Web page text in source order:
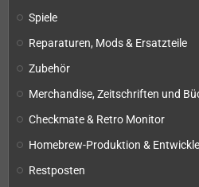
Spiele
Reparaturen, Mods & Ersatzteile
Zubehör
Merchandise, Zeitschriften und
Checkmate & Retro Monitor
Homebrew-Produktion &
Restposten